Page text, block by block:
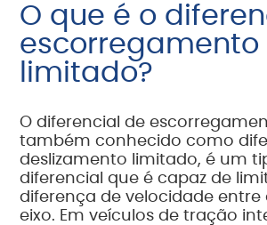
O que é o
escorregamento
limitado?
O diferencial de
também conhecido como
deslizamento limitado, é um
diferencial que é capaz de
diferença de velocidade entre
eixo. Em veículos de tração